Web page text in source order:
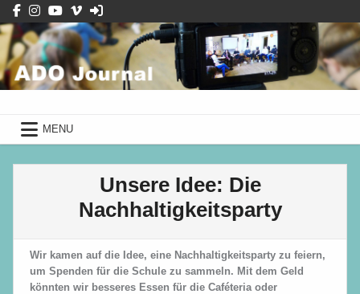
Skip
to
content
ADO Journal
mit Schüler*innen des Albrecht-
Dürer-Gymnasiums
MENU
Unsere Idee: Die
Nachhaltigkeitsparty
Wir kamen auf die Idee, eine Nachhaltigkeitsparty zu feiern,
um Spenden für die Schule zu sammeln. Mit dem Geld
könnten wir besseres Essen für die Caféteria oder